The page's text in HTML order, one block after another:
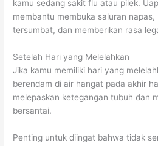
kamu sedang sakit flu atau pilek.
membantu membuka saluran
tersumbat, dan memberikan rasa
Setelah Hari yang Melelahkan
Jika kamu memiliki hari yang
berendam di air hangat pada akhir
melepaskan ketegangan tubuh dan
bersantai.
Penting untuk diingat bahwa tidak